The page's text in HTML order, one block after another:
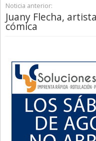
Noticia anterior:
Juany Flecha, artista
cómica